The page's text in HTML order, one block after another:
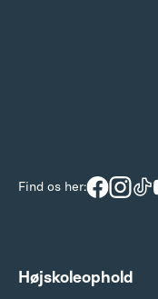
Find os her:
Højskoleophold